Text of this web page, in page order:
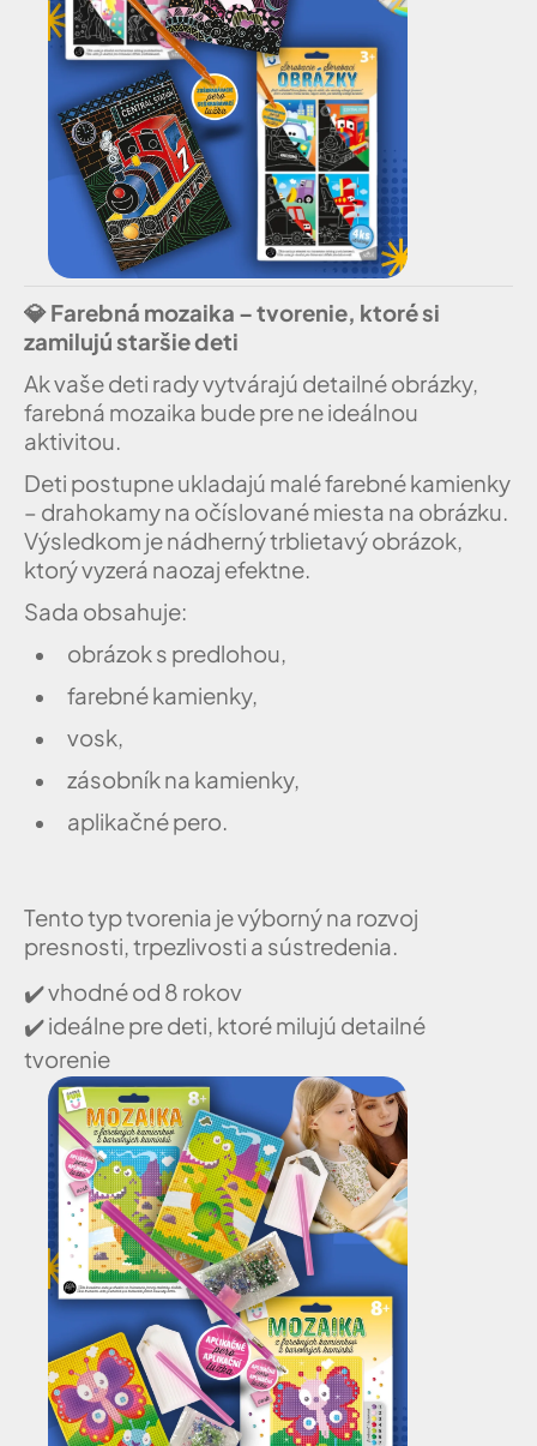
💎Farebná mozaika – tvorenie, ktoré si
zamilujú staršie deti
Ak vaše deti rady vytvárajú detailné obrázky,
farebná mozaika bude pre ne ideálnou
aktivitou.
Deti postupne ukladajú malé farebné kamienky
– drahokamy na očíslované miesta na obrázku.
Výsledkom je nádherný trblietavý obrázok,
ktorý vyzerá naozaj efektne.
Sada obsahuje:
obrázok s predlohou,
farebné kamienky,
vosk,
zásobník na kamienky,
aplikačné pero.
Tento typ tvorenia je výborný na rozvoj
presnosti, trpezlivosti a sústredenia.
✔️vhodné od 8 rokov
✔️ideálne pre deti, ktoré milujú detailné
tvorenie